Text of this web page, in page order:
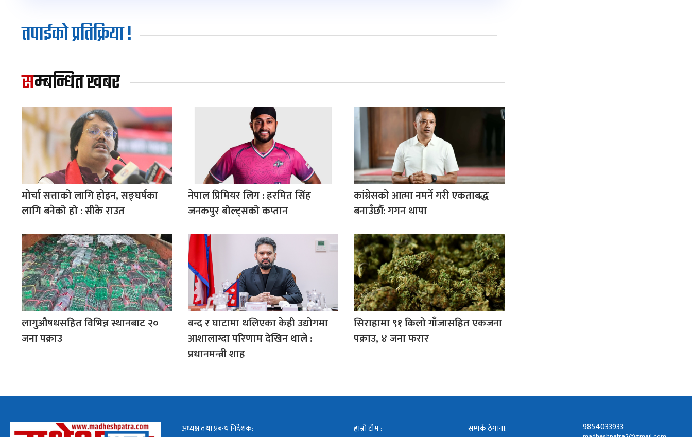
तपाईको प्रतिक्रिया !
सम्बन्धित खबर
मोर्चा सत्ताको लागि होइन, सङ्घर्षका
लागि बनेको हो : सीके राउत
नेपाल प्रिमियर लिग : हरमित सिंह
जनकपुर बोल्ट्सको कप्तान
कांग्रेसको आत्मा नमर्ने गरी एकताबद्ध
बनाउँछौँ: गगन थापा
लागुऔषधसहित विभिन्न स्थानबाट २०
जना पक्राउ
बन्द र घाटामा थलिएका केही उद्योगमा
आशालाग्दा परिणाम देखिन थाले :
प्रधानमन्त्री शाह
सिराहामा ९१ किलो गाँजासहित एकजना
पक्राउ, ४ जना फरार
अध्यक्ष तथा प्रबन्ध निर्देशक: हाम्रो टीम : सम्पर्क ठेगाना: 9854033933